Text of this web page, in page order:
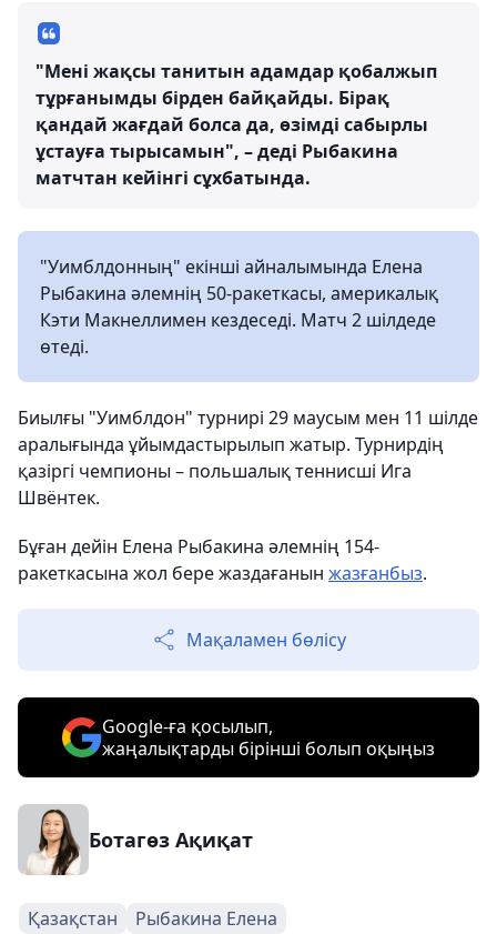
"Мені жақсы танитын адамдар қобалжып
тұрғанымды бірден байқайды. Бірақ
қандай жағдай болса да, өзімді сабырлы
ұстауға тырысамын", – деді Рыбакина
матчтан кейінгі сұхбатында.
"Уимблдонның" екінші айналымында Елена
Рыбакина әлемнің 50-ракеткасы, америкалық
Кэти Макнеллимен кездеседі. Матч 2 шілдеде
өтеді.
Биылғы "Уимблдон" турнирі 29 маусым мен 11 шілде
аралығында ұйымдастырылып жатыр. Турнирдің
қазіргі чемпионы – польшалық теннисші Ига
Швёнтек.
Бұған дейін Елена Рыбакина әлемнің 154-
ракеткасына жол бере жаздағанын жазғанбыз.
Мақаламен бөлісу
Google-ға қосылып,
жаңалықтарды бірінші болып оқыңыз
Ботагөз Ақиқат
Қазақстан Рыбакина Елена